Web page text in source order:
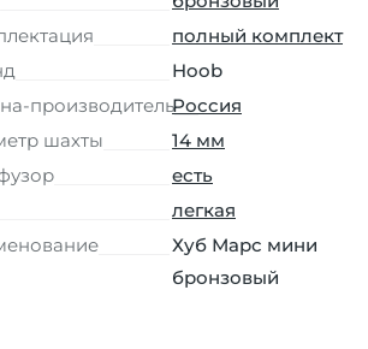
полный комплект
Hoob
производительРоссия
шахты
14 мм
есть
легкая
Хуб Марс мини
бронзовый